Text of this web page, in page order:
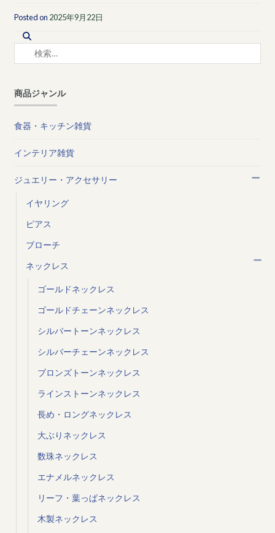
Posted on 2025年9月22日
索:
商品ジャンル
食器・キッチン雑貨
インテリア雑貨
ジュエリー・アクセサリー
イヤリング
ピアス
ブローチ
ネックレス
ゴールドネックレス
ゴールドチェーンネックレス
シルバートーンネックレス
シルバーチェーンネックレス
ブロンズトーンネックレス
ラインストーンネックレス
長め・ロングネックレス
大ぶりネックレス
数珠ネックレス
エナメルネックレス
リーフ・葉っぱネックレス
木製ネックレス